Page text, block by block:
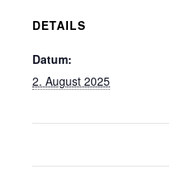
DETAILS
Datum:
2. August 2025